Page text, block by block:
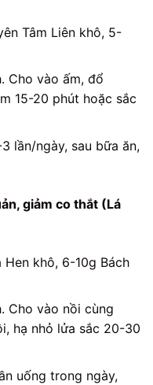
Tâm Liên khô, 5-
Cho vào ấm, đổ
15-20 phút hoặc sắc
lần/ngày, sau bữa ăn,
giảm co thắt (Lá
khô, 6-10g Bách
Cho vào nồi cùng
hạ nhỏ lửa sắc 20-30
uống trong ngày,